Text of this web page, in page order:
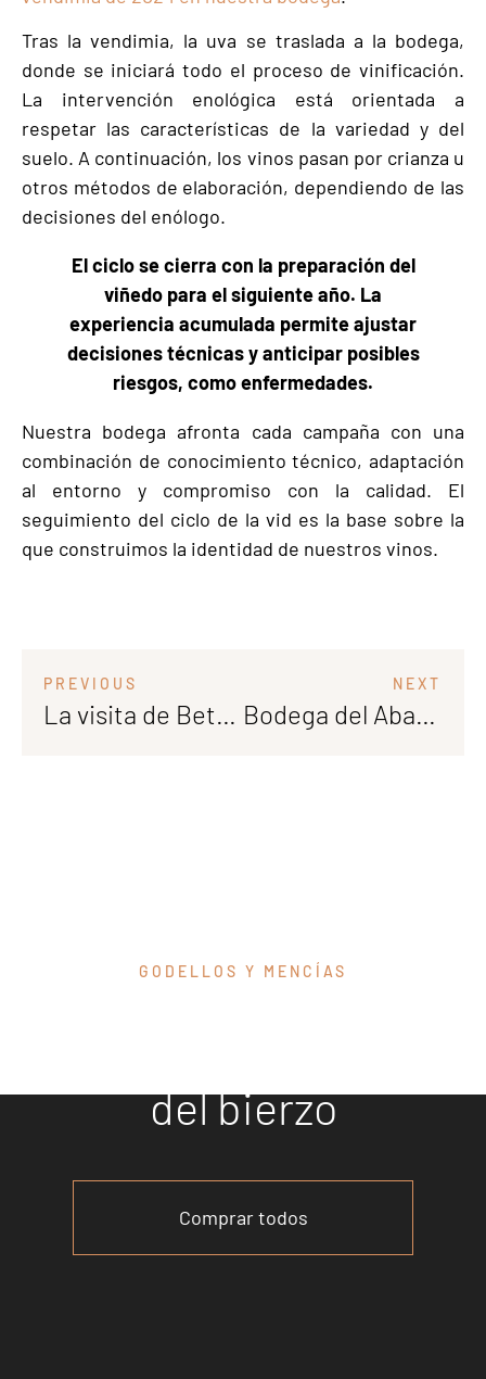
Tras la vendimia, la uva se traslada a la bodega,
donde se iniciará todo el proceso de vinificación.
La intervención enológica está orientada a
respetar las características de la variedad y del
suelo. A continuación, los vinos pasan por crianza u
otros métodos de elaboración, dependiendo de las
decisiones del enólogo.
El ciclo se cierra con la preparación del
viñedo para el siguiente año. La
experiencia acumulada permite ajustar
decisiones técnicas y anticipar posibles
riesgos, como enfermedades.
Nuestra bodega afronta cada campaña con una
combinación de conocimiento técnico, adaptación
al entorno y compromiso con la calidad. El
seguimiento del ciclo de la vid es la base sobre la
que construimos la identidad de nuestros vinos.
PREVIOUS
La visita de Beth Willard, colaboradora de Tim Atkin
NEXT
Bodega del Abad celebra su 25 aniversario con el lanzamiento de la edición limitada Carracedo Godello
GODELLOS Y MENCÍAS
del bierzo
Comprar todos